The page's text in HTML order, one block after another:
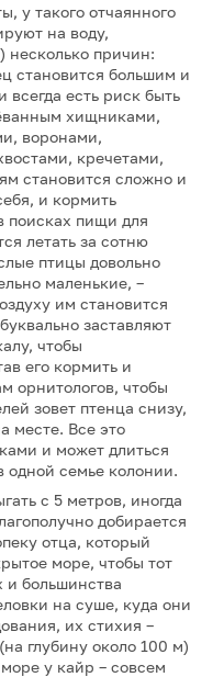
у такого отчаянного
на воду,
несколько причин:
становится большим и
есть риск быть
хищниками,
воронами,
кречетами,
становится сложно и
и кормить
поисках пищи для
летать за сотню
птицы довольно
маленькие, –
им становится
заставляют
чтобы
его кормить и
орнитологов, чтобы
зовет птенца снизу,
месте. Все это
и может длиться
одной семье колонии.
с 5 метров, иногда
добирается
отца, который
море, чтобы тот
и большинства
на суше, куда они
их стихия –
глубину около 100 м)
у кайр – совсем